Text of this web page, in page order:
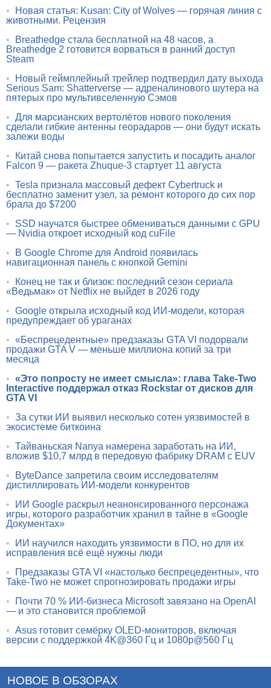
•
Новая статья: Kusan: City of Wolves — горячая линия с
животными. Рецензия
•
Breathedge стала бесплатной на 48 часов, а
Breathedge 2 готовится ворваться в ранний доступ
Steam
•
Новый геймплейный трейлер подтвердил дату выхода
Serious Sam: Shatterverse — адреналинового шутера на
пятерых про мультивселенную Сэмов
• Для марсианских вертолётов нового поколения
сделали гибкие антенны георадаров — они будут искать
залежи воды
•
Китай снова попытается запустить и посадить аналог
Falcon 9 — ракета Zhuque-3 стартует 11 августа
• Tesla признала массовый дефект Cybertruck и
бесплатно заменит узел, за ремонт которого до сих пор
брала до $7200
•
SSD научатся быстрее обмениваться данными с GPU
— Nvidia откроет исходный код cuFile
•
В Google Chrome для Android появилась
навигационная панель с кнопкой Gemini
•
Конец не так и близок: последний сезон сериала
«Ведьмак» от Netflix не выйдет в 2026 году
• Google открыла исходный код ИИ-модели, которая
предупреждает об ураганах
• «Беспрецедентные» предзаказы GTA VI подорвали
продажи GTA V — меньше миллиона копий за три
месяца
• «Это попросту не имеет смысла»: глава Take-Two
Interactive поддержал отказ Rockstar от дисков для
GTA VI
• За сутки ИИ выявил несколько сотен уязвимостей в
экосистеме биткоина
• Тайваньская Nanya намерена заработать на ИИ,
вложив $10,7 млрд в передовую фабрику DRAM с EUV
•
ByteDance запретила своим исследователям
дистиллировать ИИ-модели конкурентов
•
ИИ Google раскрыл неанонсированного персонажа
игры, которого разработчик хранил в тайне в «Google
Документах»
•
ИИ научился находить уязвимости в ПО, но для их
исправления всё ещё нужны люди
•
Предзаказы GTA VI «настолько беспрецедентны», что
Take-Two не может спрогнозировать продажи игры
•
Почти 70 % ИИ-бизнеса Microsoft завязано на OpenAI
— и это становится проблемой
• Asus готовит семёрку OLED-мониторов, включая
версии с поддержкой 4K@360 Гц и 1080p@560 Гц
НОВОЕ В ОБЗОРАХ